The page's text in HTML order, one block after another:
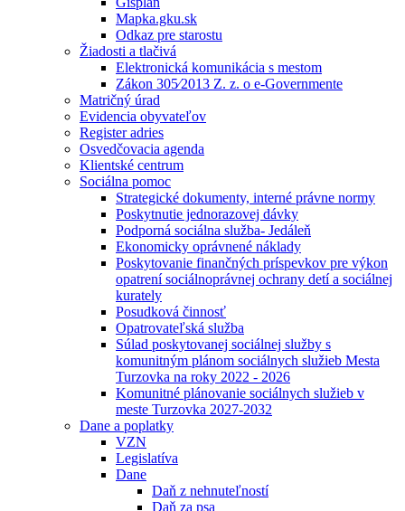
Mapka.gku.sk
Odkaz pre starostu
Žiadosti a tlačivá
Elektronická komunikácia s mestom
Zákon 305⁄2013 Z. z. o e-Governmente
Matričný úrad
Evidencia obyvateľov
Register adries
Osvedčovacia agenda
Klientské centrum
Sociálna pomoc
Strategické dokumenty, interné právne normy
Poskytnutie jednorazovej dávky
Podporná sociálna služba- Jedáleň
Ekonomicky oprávnené náklady
Poskytovanie finančných príspevkov pre výkon
opatrení sociálnoprávnej ochrany detí a sociálnej
kurately
Posudková činnosť
Opatrovateľská služba
Súlad poskytovanej sociálnej služby s
komunitným plánom sociálnych služieb Mesta
Turzovka na roky 2022 - 2026
Komunitné plánovanie sociálnych služieb v
meste Turzovka 2027-2032
Dane a poplatky
VZN
Legislatíva
Dane
Daň z nehnuteľností
Daň za psa